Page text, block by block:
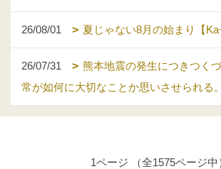
26/08/01 夏じゃない8月の始まり【
26/07/31
熊本地震の発生につきつく
常が如何に大切なことか思いさせられる。
1ページ （全1575ページ中